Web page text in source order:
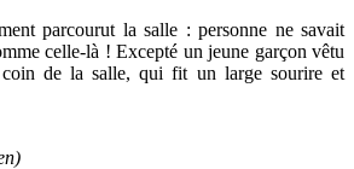
parcourut la salle : personne ne savait
celle-là ! Excepté un jeune garçon vêtu
coin de la salle, qui fit un large sourire et